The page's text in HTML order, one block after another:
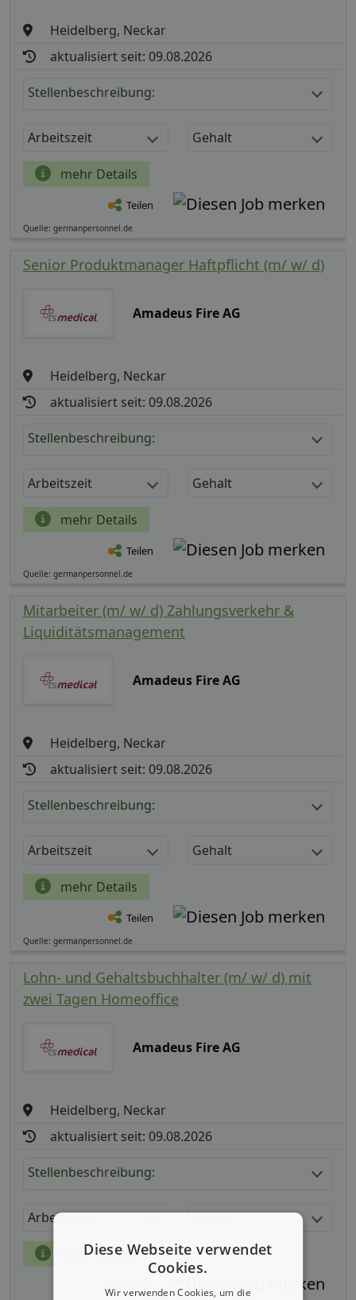
Heidelberg, Neckar
aktualisiert seit: 09.08.2026
Stellenbeschreibung:
Arbeitszeit Gehalt
mehr Details
Teilen
Quelle: germanpersonnel.de
Senior Produktmanager Haftpflicht (m/ w/ d)
Amadeus Fire AG
Heidelberg, Neckar
aktualisiert seit: 09.08.2026
Stellenbeschreibung:
Arbeitszeit Gehalt
mehr Details
Teilen
Quelle: germanpersonnel.de
Mitarbeiter (m/ w/ d) Zahlungsverkehr &
Liquiditätsmanagement
Amadeus Fire AG
Heidelberg, Neckar
aktualisiert seit: 09.08.2026
Stellenbeschreibung:
Arbeitszeit Gehalt
mehr Details
Teilen
Quelle: germanpersonnel.de
Lohn- und Gehaltsbuchhalter (m/ w/ d) mit
zwei Tagen Homeoffice
Amadeus Fire AG
Heidelberg, Neckar
aktualisiert seit: 09.08.2026
Stellenbeschreibung:
Arbeitszeit Gehalt
mehr Details
Diese Webseite verwendet
Cookies.
Wir verwenden Cookies, um die